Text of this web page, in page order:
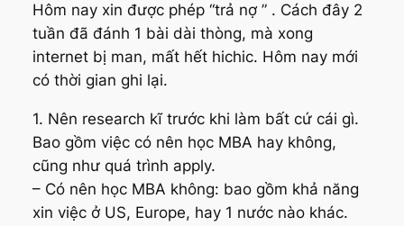
Hôm nay xin được phép “trả nợ ” . Cách đây 2
tuần đã đánh 1 bài dài thòng, mà xong
internet bị man, mất hết hichic. Hôm nay mới
có thời gian ghi lại.
1. Nên research kĩ trước khi làm bất cứ cái gì.
Bao gồm việc có nên học MBA hay không,
cũng như quá trình apply.
– Có nên học MBA không: bao gồm khả năng
xin việc ở US, Europe, hay 1 nước nào khác.